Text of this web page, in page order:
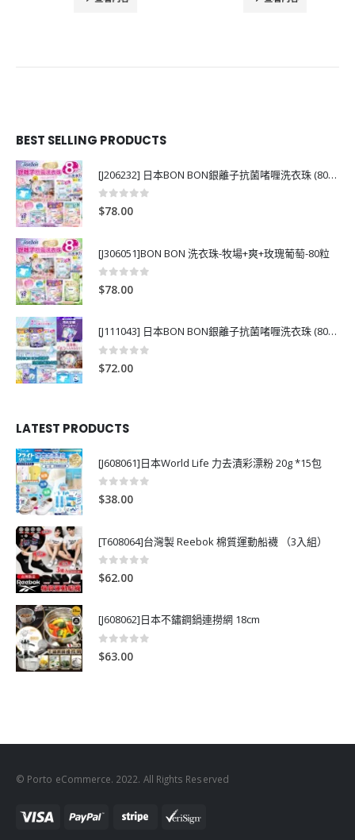
BEST SELLING PRODUCTS
[J206232] 日本BON BON銀離子抗菌啫喱洗衣珠 (80粒)
0out of 5
$78.00
[J306051]BON BON 洗衣珠-牧場+爽+玫瑰葡萄-80粒
0out of 5
$78.00
[J111043] 日本BON BON銀離子抗菌啫喱洗衣珠 (80粒)
0out of 5
$72.00
LATEST PRODUCTS
[J608061]日本World Life 力去漬彩漂粉 20g *15包
0out of 5
$38.00
[T608064]台灣製 Reebok 棉質運動船襪 （3入組）
0 out of 5
$62.00
[J608062]日本不鏽鋼鍋連撈網 18cm
0 out of 5
$63.00
© Porto eCommerce. 2022. All Rights Reserved